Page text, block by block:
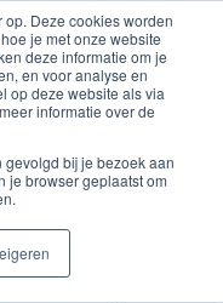
Deze cookies worden
je met onze website
deze informatie om je
en voor analyse en
op deze website als via
informatie over de
bij je bezoek aan
je browser geplaatst om
Inloggen account